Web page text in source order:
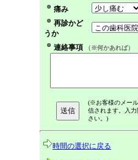
痛み
再診かど
うか
連絡事項
（※何かあれば）
(※お客様のメー
信されます。入
さい。)
時間の選択に戻る